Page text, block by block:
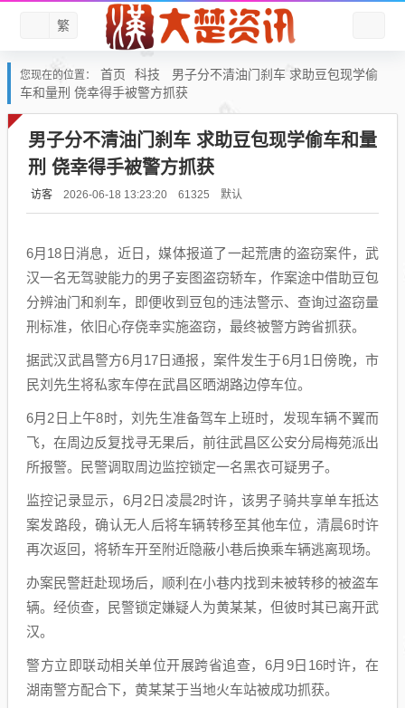
繁
您现在的位置： 首页 科技
男子分不清油门刹车 求助豆包现学偷
车和量刑 侥幸得手被警方抓获
男子分不清油门刹车 求助豆包现学偷车和量
刑 侥幸得手被警方抓获
访客 2026-06-18 13:23:20 61325 默认
6月18日消息，近日，媒体报道了一起荒唐的盗窃案件，武
汉一名无驾驶能力的男子妄图盗窃轿车，作案途中借助豆包
分辨油门和刹车，即便收到豆包的违法警示、查询过盗窃量
刑标准，依旧心存侥幸实施盗窃，最终被警方跨省抓获。
据武汉武昌警方6月17日通报，案件发生于6月1日傍晚，市
民刘先生将私家车停在武昌区晒湖路边停车位。
6月2日上午8时，刘先生准备驾车上班时，发现车辆不翼而
飞，在周边反复找寻无果后，前往武昌区公安分局梅苑派出
所报警。民警调取周边监控锁定一名黑衣可疑男子。
监控记录显示，6月2日凌晨2时许，该男子骑共享单车抵达
案发路段，确认无人后将车辆转移至其他车位，清晨6时许
再次返回，将轿车开至附近隐蔽小巷后换乘车辆逃离现场。
办案民警赶赴现场后，顺利在小巷内找到未被转移的被盗车
辆。经侦查，民警锁定嫌疑人为黄某某，但彼时其已离开武
汉。
警方立即联动相关单位开展跨省追查，6月9日16时许，在
湖南警方配合下，黄某某于当地火车站被成功抓获。